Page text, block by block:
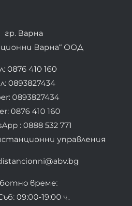
гр. Варна
Варна“ ООД
0876 410 160
0893827434
0893827434
0876 410 160
: 0888 532 771
управления
време:
09:00-19:00 ч.